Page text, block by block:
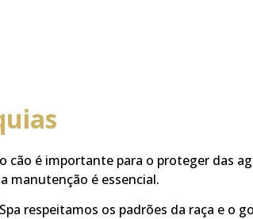
cão é importante para o proteger das
manutenção é essencial.
respeitamos os padrões da raça e o